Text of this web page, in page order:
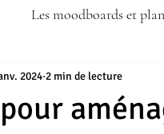
Les moodboards et
2024 2 min de lecture